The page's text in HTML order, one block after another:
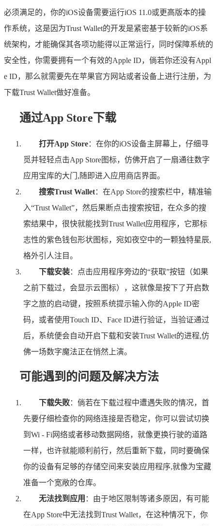
必须满足的，你的iOS设备需要运行iOS 11.0或更高版本的操
作系统，这是因为Trust Wallet的开发是紧密基于较新的iOS系
统架构，才能确保其各项功能得以正常运行，同时保障系统的
安全性，你需要拥有一个有效的Apple ID，倘若你还没有Appl
e ID，那么就需要先在苹果官方网站或者设备上进行注册，为
下载Trust Wallet做好准备。
通过App Store下载
打开App Store：在你的iOS设备主屏幕上，仔细寻
觅并轻轻点击App Store图标，仿佛开启了一扇通往数字
应用宝库的大门,随即进入应用商店界面。
搜索Trust Wallet：在App Store的搜索栏中，精准输
入“Trust Wallet”，然后果断点击搜索按钮，在众多的搜
索结果中，很快就能找到Trust Wallet应用程序，它那标
志性的紫色钱包形状图标，宛如夜空中的一颗独特星辰,
格外引人注目。
下载安装：点击应用程序旁边的“获取”按钮（如果
之前下载过，会显示云图标），这就像是按下了开启数
字之旅的启动键，按照系统提示输入你的Apple ID密
码，或者使用Touch ID、Face ID进行验证，当验证通过
后，系统便会自动开启下载和安装Trust Wallet的进程,仿
佛一场数字魔法正在悄然上演。
可能遇到的问题及解决方法
下载失败：倘若在下载过程中遭遇失败的情况，首
先要仔细检查你的网络连接是否稳定，你可以尝试切换
到Wi - Fi网络或者移动数据网络，就像更换行驶的道路
一样，也许就能顺利前行，然后重新下载，同时要确保
你的设备有足够的存储空间来安装应用程序,就像为宝藏
准备一个宽敞的仓库。
无法找到应用 ：由于地区限制等诸多原因，有可能
在App Store中无法找到Trust Wallet，在这种情况下，你